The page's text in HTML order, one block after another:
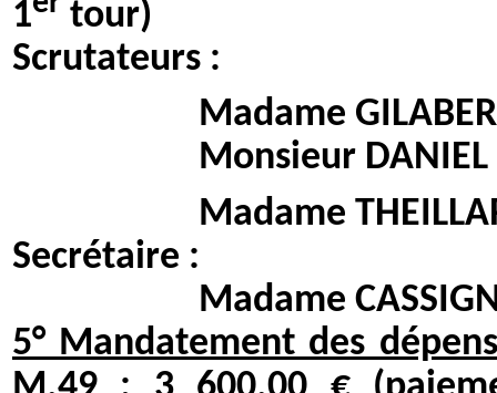
1
tour)
Scrutateurs :
Madame GILABERT
Monsieur DANIEL
Madame THEILLARD
Secrétaire :
Madame
5° Mandatement des